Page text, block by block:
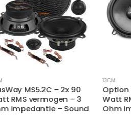
Option BASE-130 – 2x 55
Watt RMS vermogen bij 3
Ohm impedantie